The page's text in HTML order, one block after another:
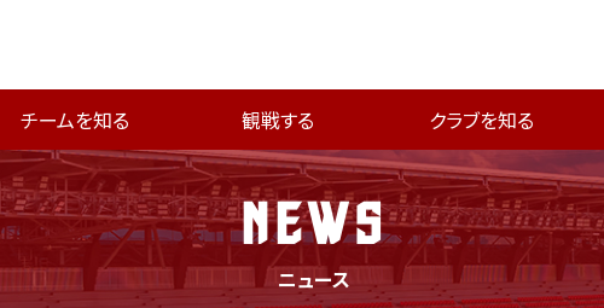
チームを知る 観戦する クラブを知る
NEWS
ニュース